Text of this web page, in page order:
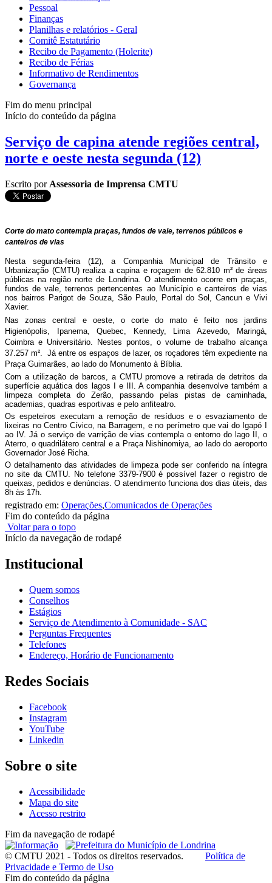
Pessoal
Finanças
Planilhas e relatórios - Geral
Comitê Estatutário
Recibo de Pagamento (Holerite)
Recibo de Férias
Informativo de Rendimentos
Governança
Fim do menu principal
Início do conteúdo da página
Serviço de capina atende regiões central,
norte e oeste nesta segunda (12)
Escrito por Assessoria de Imprensa CMTU
Corte do mato contempla praças, fundos de vale, terrenos públicos e
canteiros de vias
Nesta segunda-feira (12), a Companhia Municipal de Trânsito e
Urbanização (CMTU) realiza a capina e roçagem de 62.810 m² de áreas
públicas na região norte de Londrina. O atendimento ocorre em praças,
fundos de vale, terrenos pertencentes ao Município e canteiros de vias
nos bairros Parigot de Souza, São Paulo, Portal do Sol, Cancun e Vivi
Xavier.
Nas zonas central e oeste, o corte do mato é feito nos jardins
Higienópolis, Ipanema, Quebec, Kennedy, Lima Azevedo, Maringá,
Coimbra e Universitário. Nestes pontos, o volume de trabalho alcança
37.257 m². Já entre os espaços de lazer, os roçadores têm expediente na
Praça Guimarães, ao lado do Monumento à Bíblia.
Com a utilização de barcos, a CMTU promove a retirada de detritos da
superfície aquática dos lagos I e III. A companhia desenvolve também a
limpeza completa do Zerão, passando pelas pistas de caminhada,
academias, quadras esportivas e pelo anfiteatro.
Os espeteiros executam a remoção de resíduos e o esvaziamento de
lixeiras no Centro Cívico, na Barragem, e no perímetro que vai do Igapó I
ao IV. Já o serviço de varrição de vias contempla o entorno do lago II, o
Aterro, o quadrilátero central e a Praça Nishinomiya, ao lado do aeroporto
Governador José Richa.
O detalhamento das atividades de limpeza pode ser conferido na íntegra
no site da CMTU. No telefone 3379-7900 é possível fazer o registro de
queixas, pedidos e denúncias. O atendimento funciona dos dias úteis, das
8h às 17h.
registrado em: Operações,Comunicados de Operações
Fim do conteúdo da página
Voltar para o topo
Início da navegação de rodapé
Institucional
Quem somos
Conselhos
Estágios
Serviço de Atendimento à Comunidade - SAC
Perguntas Frequentes
Telefones
Endereço, Horário de Funcionamento
Redes Sociais
Facebook
Instagram
YouTube
Linkedin
Sobre o site
Acessibilidade
Mapa do site
Acesso restrito
Fim da navegação de rodapé
© CMTU 2021 - Todos os direitos reservados. Política de
Privacidade e Termo de Uso
Fim do conteúdo da página